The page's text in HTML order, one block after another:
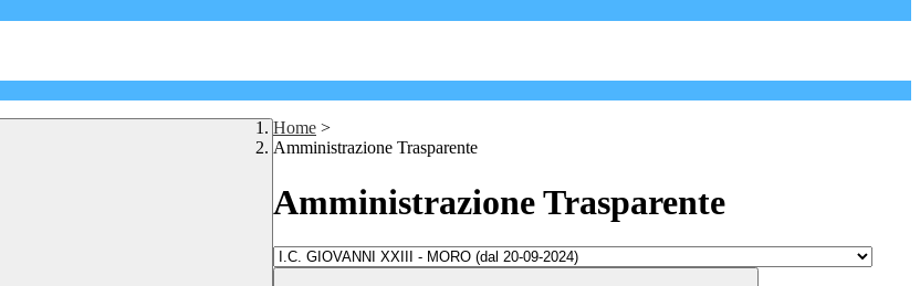
Home >
Amministrazione Trasparente
Amministrazione Trasparente